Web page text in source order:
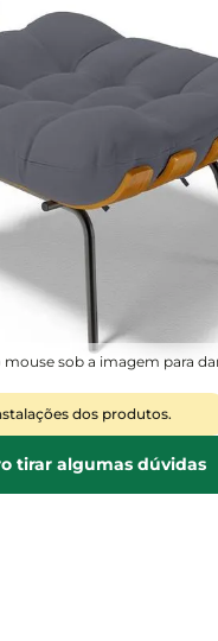
Baú Organizador
Ver todos
mouse sob a imagem para
dos produtos.
tirar algumas dúvidas